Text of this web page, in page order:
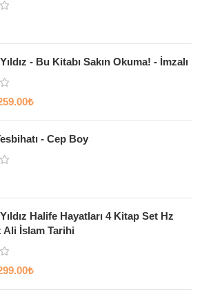
- Bu Kitabı Sakın Okuma! - İmzalı
₺
- Cep Boy
Halife Hayatları 4 Kitap Set Hz
Ali İslam Tarihi
₺